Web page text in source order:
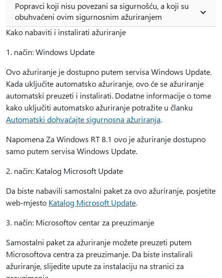
Popravci koji nisu povezani sa sigurnošću, a koji su
obuhvaćeni ovim sigurnosnim ažuriranjem
Kako nabaviti i instalirati ažuriranje
1. način: Windows Update
Ovo ažuriranje je dostupno putem servisa Windows Update.
Kada uključite automatsko ažuriranje, ovo će se ažuriranje
automatski preuzeti i instalirati. Dodatne informacije o tome
kako uključiti automatsko ažuriranje potražite u članku
Automatski dohvaćajte sigurnosna ažuriranja.
Napomena Za Windows RT 8.1 ovo je ažuriranje dostupno
samo putem servisa Windows Update.
2. način: Katalog Microsoft Update
Da biste nabavili samostalni paket za ovo ažuriranje, posjetite
web-mjesto Katalog Microsoft Update.
3. način: Microsoftov centar za preuzimanje
Samostalni paket za ažuriranje možete preuzeti putem
Microsoftova centra za preuzimanje. Da biste instalirali
ažuriranje, slijedite upute za instalaciju na stranici za